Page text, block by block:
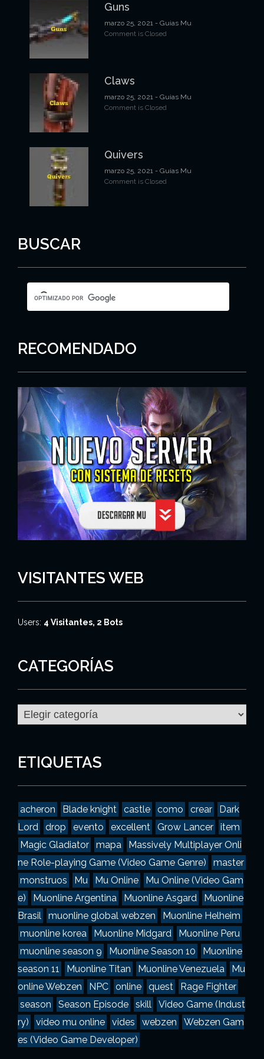
Guns
marzo 25, 2021 - Guias Mu
Comment is Closed
Claws
marzo 25, 2021 - Guias Mu
Comment is Closed
Quivers
marzo 25, 2021 - Guias Mu
Comment is Closed
BUSCAR
RECOMENDADO
VISITANTES WEB
Users: 4 Visitantes, 2 Bots
CATEGORÍAS
g
o
a
s
ETIQUETAS
acheron Blade knight castle como crear
Dark
Lord
drop evento excellent Grow Lancer
item
Magic Gladiator
mapa
Massively Multiplayer Onli
ne Role-playing Game (Video Game Genre)
master
monstruos
Mu Mu Online
Mu Online (Video Gam
e)
Muonline Argentina Muonline Asgard
Muonline
Brasil
muonline global webzen
Muonline Helheim
muonline korea
Muonline Midgard
Muonline Peru
muonline season 9
Muonline Season 10
Muonline
season 11
Muonline Titan Muonline Venezuela
Mu
online Webzen
NPC online quest
Rage Fighter
season
Season Episode skill
Video Game (Indust
ry)
video mu online vides webzen
Webzen Gam
es (Video Game Developer)